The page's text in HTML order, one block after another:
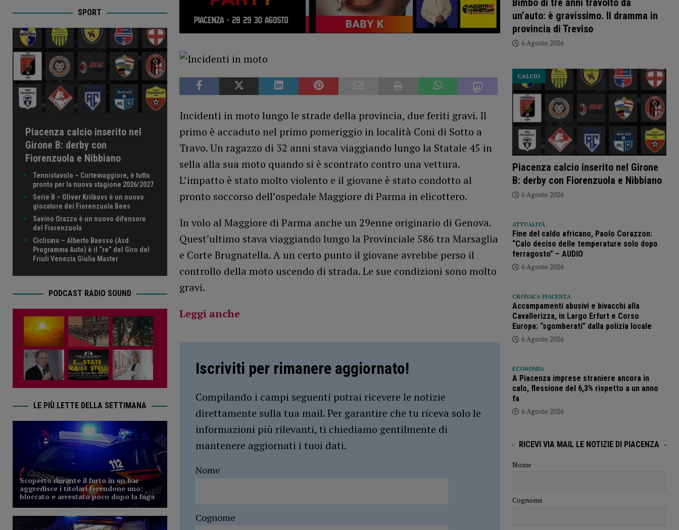
Incidenti in moto lungo le strade della provincia, due feriti gravi. Il
primo è accaduto nel primo pomeriggio in località Coni di Sotto a
Travo. Un ragazzo di 32 anni stava viaggiando lungo la Statale 45 in
sella alla sua moto quando si è scontrato contro una vettura.
L’impatto è stato molto violento e il giovane è stato condotto al
pronto soccorso dell’ospedale Maggiore di Parma in elicottero.
In volo al Maggiore di Parma anche un 29enne originario di Genova.
Quest’ultimo stava viaggiando lungo la Provinciale 586 tra Marsaglia
e Corte Brugnatella. A un certo punto il giovane avrebbe perso il
controllo della moto uscendo di strada. Le sue condizioni sono molto
gravi.
Leggi anche
Iscriviti per rimanere aggiornato!
Compilando i campi seguenti potrai ricevere le notizie
direttamente sulla tua mail. Per garantire che tu riceva solo le
informazioni più rilevanti, ti chiediamo gentilmente di
mantenere aggiornati i tuoi dati.
Nome
Cognome
SPORT
Piacenza calcio inserito nel
Girone B: derby con
Fiorenzuola e Nibbiano
Tennistavolo – Cortemaggiore, è tutto
pronto per la nuova stagione 2026/2027
Serie B – Oliver Krilkovs è un nuovo
giocatore dei Fiorenzuola Bees
Savino Orazzo è un nuovo difensore
del Fiorenzuola
Ciclismo – Alberto Baesso (Asd
Programma Auto) è il “re” del Giro del
Friuli Venezia Giulia Master
PODCAST RADIO SOUND
LE PIÙ LETTE DELLA SETTIMANA
Bimbo di tre anni travolto da
un’auto: è gravissimo. Il dramma in
provincia di Treviso
6 Agosto 2026
Piacenza calcio inserito nel Girone
B: derby con Fiorenzuola e Nibbiano
CALCIO
6 Agosto 2026
ATTUALITÀ
Fine del caldo africano, Paolo Corazzon:
“Calo deciso delle temperature solo dopo
ferragosto” – AUDIO
6 Agosto 2026
CRONACA PIACENZA
Accampamenti abusivi e bivacchi alla
Cavallerizza, in Largo Erfurt e Corso
Europa: “sgomberati” dalla polizia locale
6 Agosto 2026
ECONOMIA
A Piacenza imprese straniere ancora in
calo, flessione del 6,3% rispetto a un anno
fa
6 Agosto 2026
RICEVI VIA MAIL LE NOTIZIE DI PIACENZA
Nome
Cognome